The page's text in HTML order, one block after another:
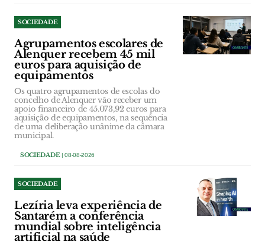
SOCIEDADE
Agrupamentos escolares de
Alenquer recebem 45 mil
euros para aquisição de
equipamentos
Os quatro agrupamentos de escolas do
concelho de Alenquer vão receber um
apoio financeiro de 45.073,92 euros para
aquisição de equipamentos, na sequência
de uma deliberação unânime da câmara
municipal.
SOCIEDADE| 08-08-2026
SOCIEDADE
Lezíria leva experiência de
Santarém a conferência
mundial sobre inteligência
artificial na saúde